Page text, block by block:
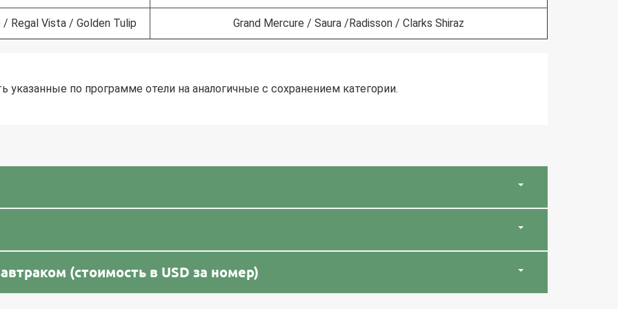
по дороге посещение древнего ступенчатого колодца
в отеле.
Сикандре, а также усыпальницы Итимад-уд-Даула, которую
Regal Vista / Golden Tulip Grand Mercure / Saura /Radisson / Clarks Shiraz
по программе отели на аналогичные с сохранением категории.
(стоимость в USD за номер)